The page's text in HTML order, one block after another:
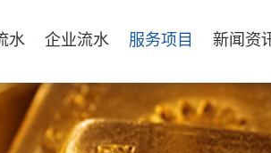
水 企业流水 服务项目 新闻资